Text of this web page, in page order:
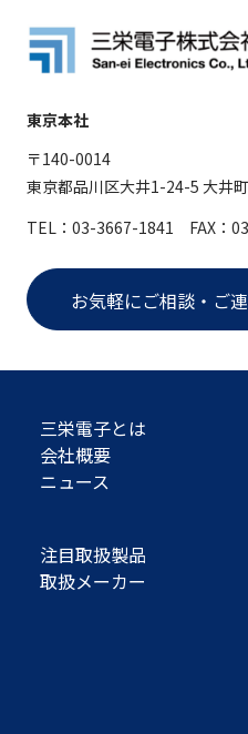
東京本社
〒140-0014
東京都品川区大井1-24-5 大井
TEL：03-3667-1841 FAX：
お気軽にご相談・ご
三栄電子とは
会社概要
ニュース
注目取扱製品
取扱メーカー